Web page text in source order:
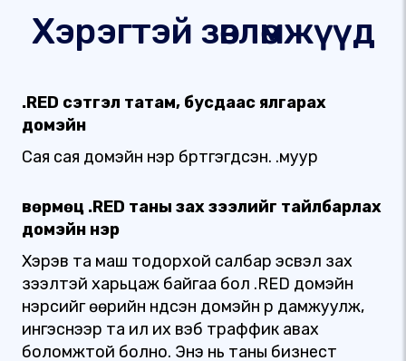
Хэрэгтэй зөвлөмжүүд
.RED сэтгэл татам, бусдаас ялгарах
домэйн
Сая сая домэйн нэр бүртгэгдсэн. .муур
Өвөрмөц .RED таны зах зээлийг тайлбарлах
домэйн нэр
Хэрэв та маш тодорхой салбар эсвэл зах
зээлтэй харьцаж байгаа бол .RED домэйн
нэрсийг өөрийн үндсэн домэйн рүү дамжуулж,
ингэснээр та илүү их вэб траффик авах
боломжтой болно. Энэ нь таны бизнест